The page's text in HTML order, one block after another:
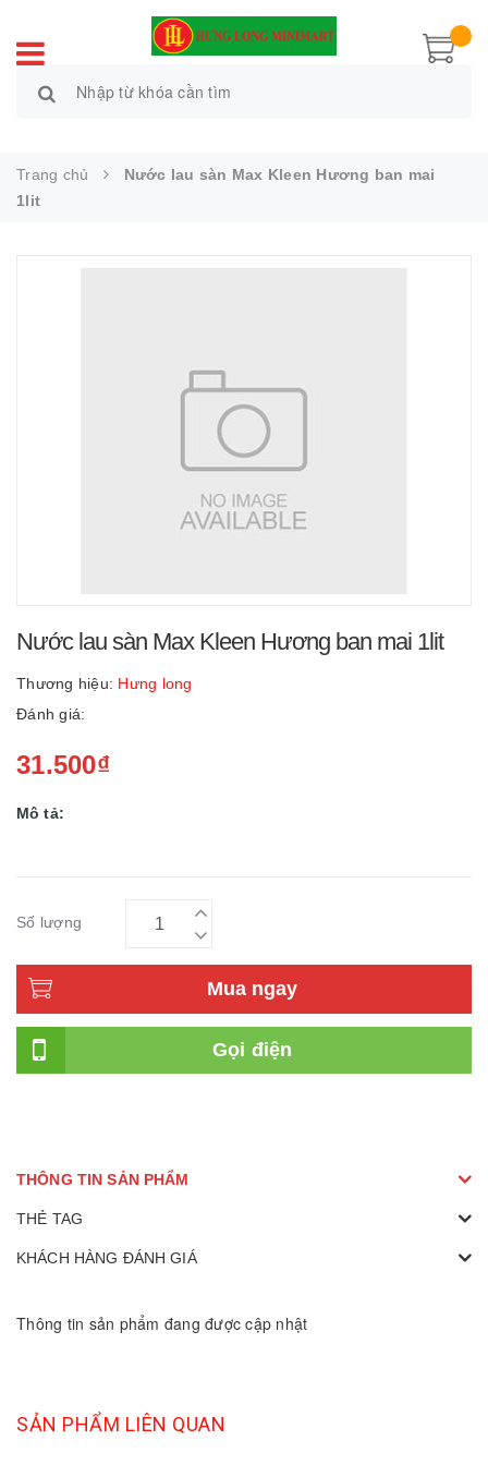
Trang chủ
Nước lau sàn Max Kleen Hương ban mai
1lit
Nước lau sàn Max Kleen Hương ban mai 1lit
Thương hiệu: Hưng long
Đánh giá:
31.500₫
Mô tả:
Số lượng
Mua ngay
Gọi điện
THÔNG TIN SẢN PHẨM
THẺ TAG
KHÁCH HÀNG ĐÁNH GIÁ
Thông tin sản phẩm đang được cập nhật
SẢN PHẨM LIÊN QUAN